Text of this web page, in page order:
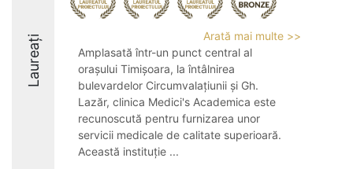
Laureați
Arată mai multe >>
Amplasată într-un punct central al
orașului Timișoara, la întâlnirea
bulevardelor Circumvalațiunii și Gh.
Lazăr, clinica Medici's Academica este
recunoscută pentru furnizarea unor
servicii medicale de calitate superioară.
Această instituție ...